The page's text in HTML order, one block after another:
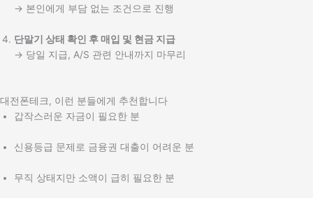
→ 본인에게 부담 없는 조건으로 진행
단말기 상태 확인 후 매입 및 현금 지급
→ 당일 지급, A/S 관련 안내까지 마무리
대전폰테크, 이런 분들에게 추천합니다
갑작스러운 자금이 필요한 분
신용등급 문제로 금융권 대출이 어려운 분
무직 상태지만 소액이 급히 필요한 분